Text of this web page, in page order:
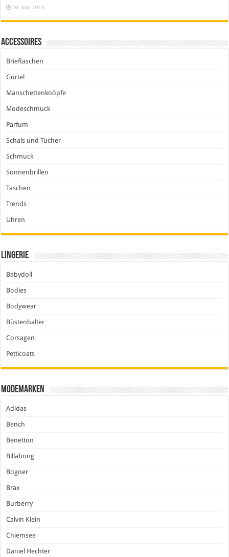
20. Juni 2013
Accessoires
Brieftaschen
Gürtel
Manschettenknöpfe
Modeschmuck
Parfum
Schals und Tücher
Schmuck
Sonnenbrillen
Taschen
Trends
Uhren
Lingerie
Babydoll
Bodies
Bodywear
Büstenhalter
Corsagen
Petticoats
Modemarken
Adidas
Bench
Benetton
Billabong
Bogner
Brax
Burberry
Calvin Klein
Chiemsee
Daniel Hechter